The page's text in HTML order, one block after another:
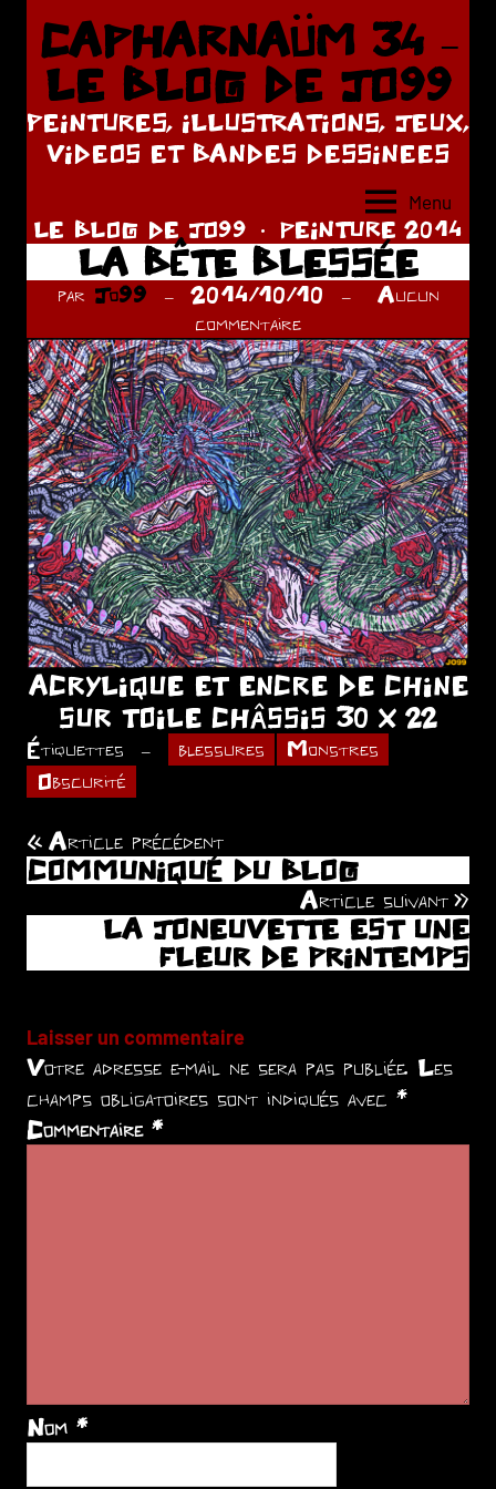
Aller
contenu
CAPHARNAÜM 34 –
LE BLOG DE JO99
PEINTURES, ILLUSTRATIONS, JEUX,
VIDEOS ET BANDES DESSINEES
Menu
LE BLOG DE JO99 PEINTURE 2014
LA BÊTE BLESSÉE
par Jo99 2014/10/10
Aucun
commentaire
ACRYLIQUE ET ENCRE DE CHINE
SUR TOILE CHÂSSIS 30 X 22
Étiquettes blessures
Monstres
Obscurité
Navigation
de
l’article
Article précédent
COMMUNIQUÉ DU BLOG
Article suivant
LA JONEUVETTE EST UNE
FLEUR DE PRINTEMPS
Laisser un commentaire
Votre adresse e-mail ne sera pas publiée. Les
champs obligatoires sont indiqués avec *
Commentaire *
Nom *